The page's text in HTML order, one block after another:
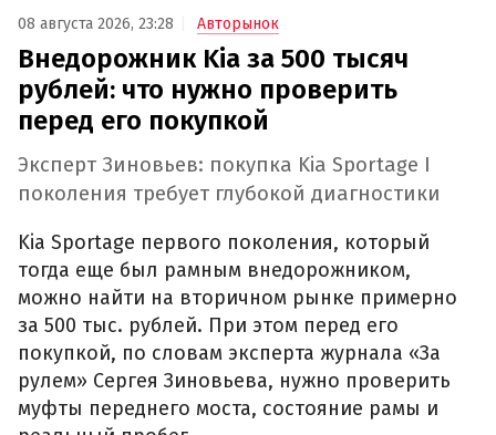
08 августа 2026, 23:28 Авторынок
Внедорожник Kia за 500 тысяч
рублей: что нужно проверить
перед его покупкой
Эксперт Зиновьев: покупка Kia Sportage I
поколения требует глубокой диагностики
Kia Sportage первого поколения, который
тогда еще был рамным внедорожником,
можно найти на вторичном рынке примерно
за 500 тыс. рублей. При этом перед его
покупкой, по словам эксперта журнала «За
рулем» Сергея Зиновьева, нужно проверить
муфты переднего моста, состояние рамы и